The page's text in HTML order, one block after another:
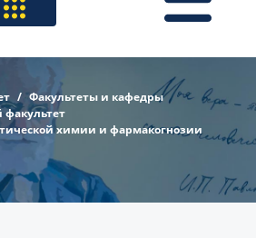
Факультеты и кафедры
химии и фармакогнозии